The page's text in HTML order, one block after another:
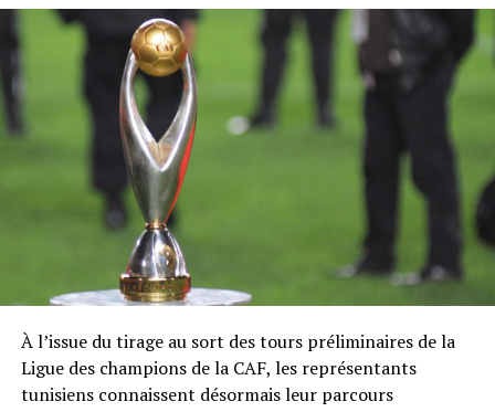
À l’issue du tirage au sort des tours préliminaires de la
Ligue des champions de la CAF, les représentants
tunisiens connaissent désormais leur parcours